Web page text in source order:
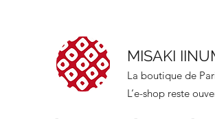
MISAKI
La boutique de
L’e-shop reste